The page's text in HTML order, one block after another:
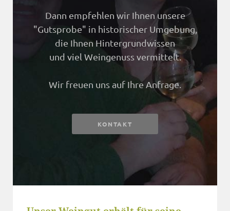
Dann empfehlen wir Ihnen unsere
"Gutsprobe" in historischer Umgebung,
die Ihnen Hintergrundwissen
und viel Weingenuss vermittelt.
Wir freuen uns auf Ihre Anfrage.
KONTAKT